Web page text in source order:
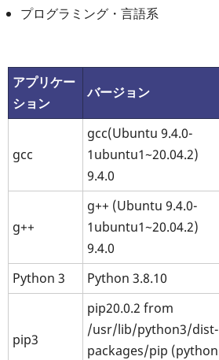
プログラミング・言語系
アプリケー
ション
バージョン
gcc
gcc(Ubuntu 9.4.0-
1ubuntu1~20.04.2)
9.4.0
g++
g++ (Ubuntu 9.4.0-
1ubuntu1~20.04.2)
9.4.0
Python 3
Python 3.8.10
pip3
pip20.0.2 from
/usr/lib/python3/dist-
packages/pip (python